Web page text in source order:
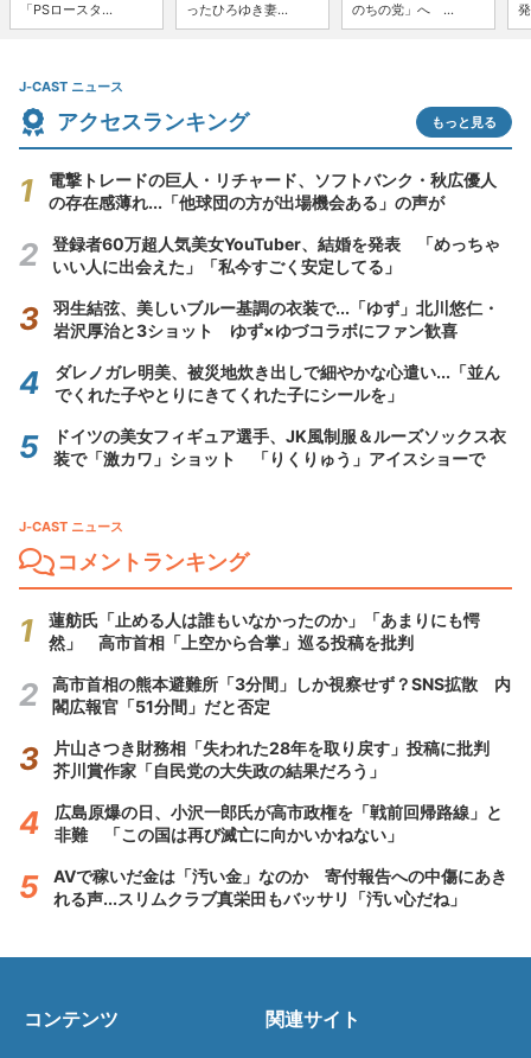
「PSロースタ...
ったひろゆき妻...
のちの党」へ ...
J-CAST ニュース
アクセスランキング もっと見る
電撃トレードの巨人・リチャード、ソフトバンク・秋広優人
の存在感薄れ...「他球団の方が出場機会ある」の声が
登録者60万超人気美女YouTuber、結婚を発表 「めっちゃ
いい人に出会えた」「私今すごく安定してる」
羽生結弦、美しいブルー基調の衣装で...「ゆず」北川悠仁・
岩沢厚治と3ショット ゆず×ゆづコラボにファン歓喜
ダレノガレ明美、被災地炊き出しで細やかな心遣い...「並ん
でくれた子やとりにきてくれた子にシールを」
ドイツの美女フィギュア選手、JK風制服＆ルーズソックス衣
装で「激カワ」ショット 「りくりゅう」アイスショーで
J-CAST ニュース
コメントランキング
蓮舫氏「止める人は誰もいなかったのか」「あまりにも愕
然」 高市首相「上空から合掌」巡る投稿を批判
高市首相の熊本避難所「3分間」しか視察せず？SNS拡散 内
閣広報官「51分間」だと否定
片山さつき財務相「失われた28年を取り戻す」投稿に批判
芥川賞作家「自民党の大失政の結果だろう」
広島原爆の日、小沢一郎氏が高市政権を「戦前回帰路線」と
非難 「この国は再び滅亡に向かいかねない」
AVで稼いだ金は「汚い金」なのか 寄付報告への中傷にあき
れる声...スリムクラブ真栄田もバッサリ「汚い心だね」
コンテンツ 関連サイト